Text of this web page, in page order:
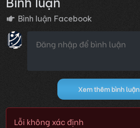
Bình luận Facebook
Xem thêm bình luận
Lỗi không xác định